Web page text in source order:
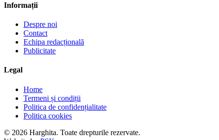
Informații
Despre noi
Contact
Echipa redacțională
Publicitate
Legal
Home
Termeni și condiții
Politica de confidențialitate
Politica cookies
© 2026 Harghita. Toate drepturile rezervate.